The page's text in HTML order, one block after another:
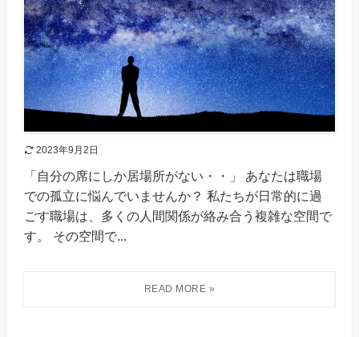
2023年9月2日
「自分の席にしか居場所がない・・」 あなたは職場
での孤立に悩んでいませんか？ 私たちが日常的に過
ごす職場は、多くの人間関係が絡み合う複雑な空間で
す。 その空間で...